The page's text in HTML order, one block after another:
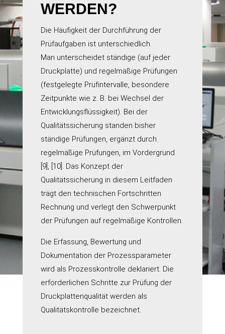
WERDEN?
Die Häufigkeit der Durchführung der
Prüfaufgaben ist unterschiedlich.
Man unterscheidet ständige (auf jeder
Druckplatte) und regelmäßige Prüfungen
(festgelegte Prüfintervalle, besondere
Zeitpunkte wie z. B. bei Wechsel der
Entwicklungsflüssigkeit). Bei der
Qualitätssicherung standen bisher
ständige Prüfungen, ergänzt durch
regelmäßige Prüfungen, im Vordergrund
[9], [10]. Das Konzept der
Qualitätssicherung in diesem Leitfaden
trägt den technischen Fortschritten
Rechnung und verlegt den Schwerpunkt
der Prüfungen auf regelmäßige Kontrollen.
Die Erfassung, Bewertung und
Dokumentation der Prozessparameter
wird als Prozesskontrolle deklariert. Die
erforderlichen Schritte zur Prüfung der
Druckplattenqualität werden als
Qualitätskontrolle bezeichnet.